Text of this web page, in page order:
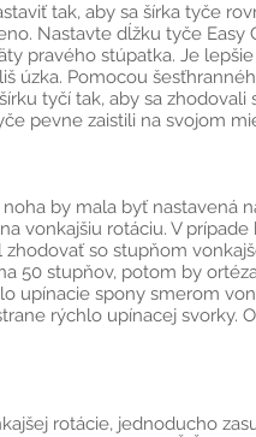
tak, aby sa šírka tyče
Nastavte dĺžku tyče
pravého stúpatka. Je
úzka. Pomocou
tyčí tak, aby sa
pevne zaistili na svojom
by mala byť nastavená
vonkajšiu rotáciu. V
so stupňom
50 stupňov, potom by
upínacie spony smerom
rýchlo upínacej
rotácie, jednoducho